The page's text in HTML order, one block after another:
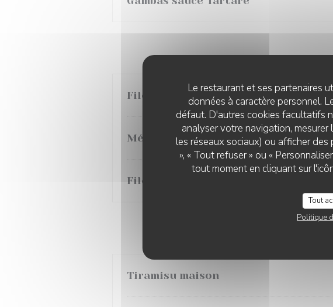
Le restaurant et ses partenaires
données à caractère personnel.
défaut. D'autres cookies facultatifs
analyser votre navigation,
les réseaux sociaux) ou afficher
», « Tout refuser » ou «
tout moment en cliquant sur
Tout
Politique
Filet de boeuf et ses frites maison
Médaillon de Veau, crème
Filet de bar, sauce citron et pomme
Tiramisu maison